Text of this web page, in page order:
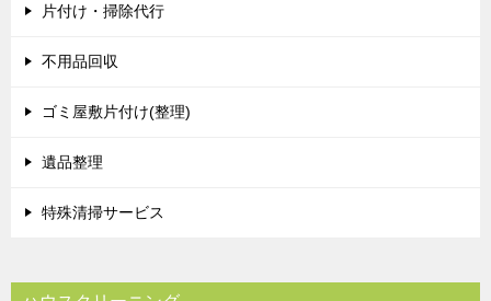
ー
シ
片付け・掃除代行
不用品回収
ゴミ屋敷片付け(整理)
遺品整理
特殊清掃サービス